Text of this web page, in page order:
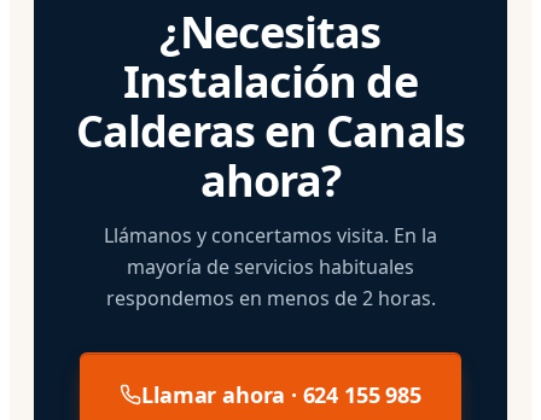
¿Necesitas
Instalación de
Calderas en Canals
ahora?
Llámanos y concertamos visita. En la
mayoría de servicios habituales
respondemos en menos de 2 horas.
Llamar ahora · 624 155 985